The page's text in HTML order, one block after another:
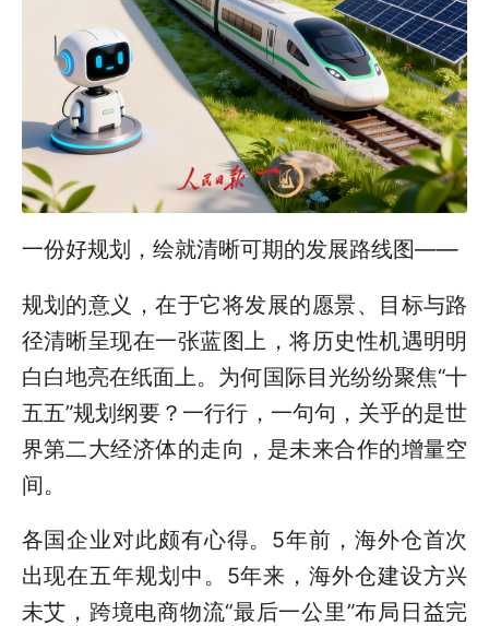
一份好规划，绘就清晰可期的发展路线图——
规划的意义，在于它将发展的愿景、目标与路
径清晰呈现在一张蓝图上，将历史性机遇明明
白白地亮在纸面上。为何国际目光纷纷聚焦“十
五五”规划纲要？一行行，一句句，关乎的是世
界第二大经济体的走向，是未来合作的增量空
间。
各国企业对此颇有心得。5年前，海外仓首次
出现在五年规划中。5年来，海外仓建设方兴
未艾，跨境电商物流“最后一公里”布局日益完